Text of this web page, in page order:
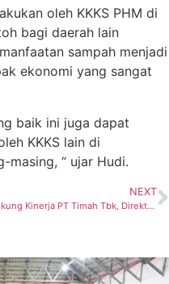
oleh KKKS PHM di
bagi daerah lain
sampah menjadi
ekonomi yang sangat
baik ini juga dapat
KKKS lain di
masing, “ ujar Hudi.
NEXT
Dukung Kinerja PT Timah Tbk, Direktur MIND ID Laksanakan Kunjungan Kerja ke Babel